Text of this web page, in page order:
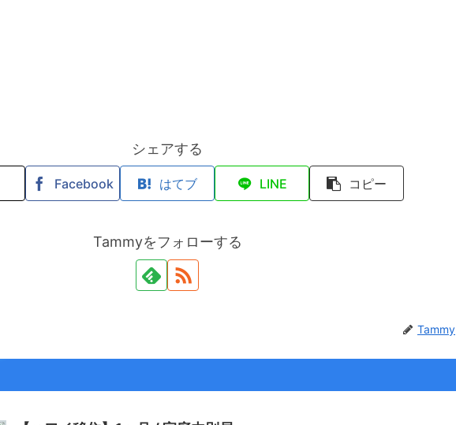
シェアする
Facebook はてブ LINE コピー
Tammyをフォローする
Tammy